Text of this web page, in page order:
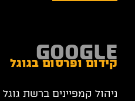
GOOGLE
קידום ופרסום בגוגל